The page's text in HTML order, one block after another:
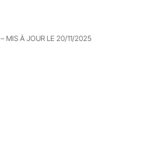
– MIS À JOUR LE 20/11/2025